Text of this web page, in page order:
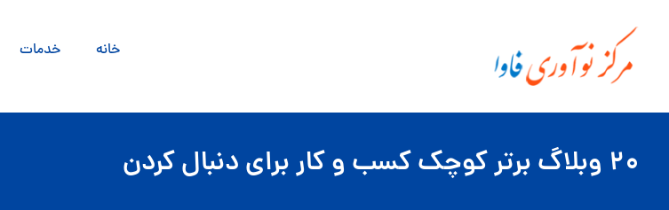
خانه خدمات
۲۰ وبلاگ برتر کوچک کسب و کار برای دنبال کردن